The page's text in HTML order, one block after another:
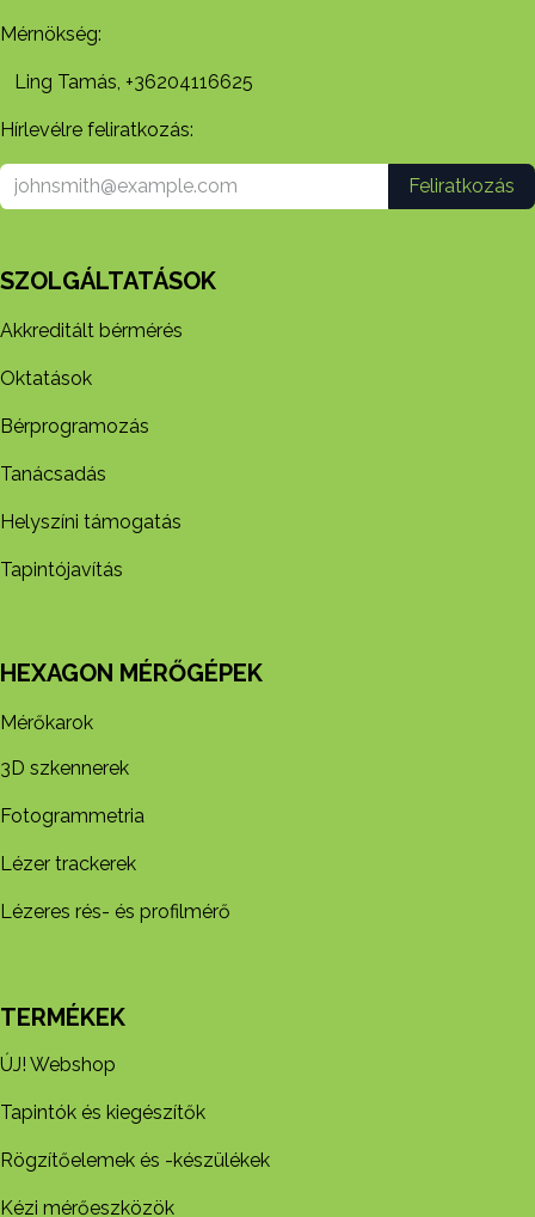
Mérnökség:
Ling Tamás, +36204116625
Hírlevélre feliratkozás:
Feliratkozás
SZOLGÁLTATÁSOK
Akkreditált bérmérés
Oktatások
Bérprogramozás
Tanácsadás
Helyszíni támogatás
Tapintójavítás
HEXAGON MÉRŐGÉPEK
Mérőkarok
3D szkennerek
Fotogrammetria
Lézer trackerek
Lézeres rés- és profilmérő
TERMÉKEK
ÚJ! Webshop
Tapintók és kiegészítők
Rögzítőelemek és -készül​ékek
Kézi mérőeszközök